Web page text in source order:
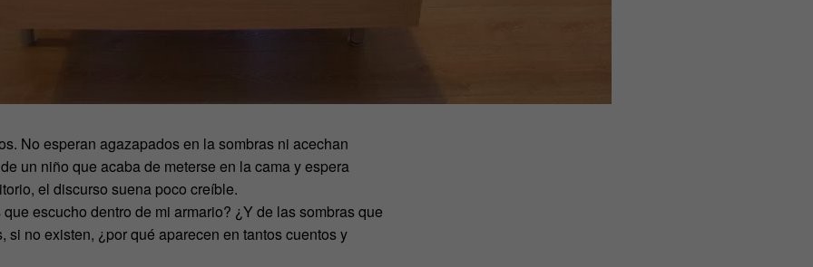
No esperan agazapados en la sombras ni acechan
un niño que acaba de meterse en la cama y espera
el discurso suena poco creíble.
escucho dentro de mi armario? ¿Y de las sombras que
no existen, ¿por qué aparecen en tantos cuentos y